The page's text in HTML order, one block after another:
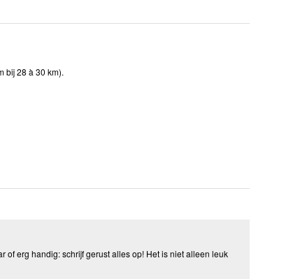
bij 28 à 30 km).
of erg handig: schrijf gerust alles op! Het is niet alleen leuk